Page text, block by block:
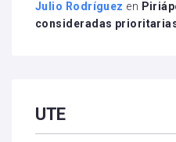
Julio Rodríguez en
consideradas
UTE